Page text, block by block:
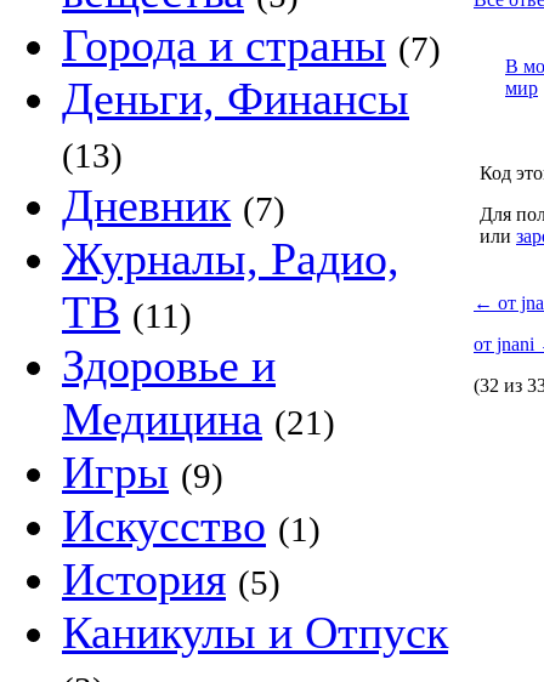
Города и страны (7)
Деньги, Финансы
(13)
Дневник (7)
Журналы, Радио,
ТВ (11)
Здоровье и
Медицина (21)
Игры (9)
Искусство (1)
История (5)
Каникулы и Отпуск
В
мир
Код
Для
или
← от
от jnani
(32 из